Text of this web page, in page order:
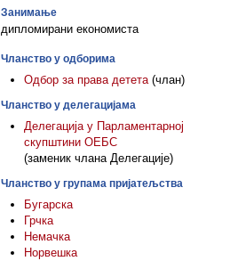
Занимање
дипломирани економиста
Чланство у одборима
Одбор за права детета (члан)
Чланство у делегацијама
Делегација у Парламентарној
скупштини ОЕБС
(заменик члана Делегације)
Чланство у групама пријатељства
Бугарска
Грчка
Немачка
Норвешка